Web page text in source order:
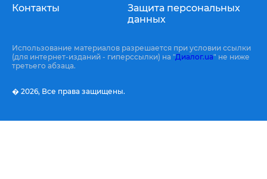
Контакты
Защита персональных
данных
Использование материалов разрешается при условии ссылки
(для интернет-изданий - гиперссылки) на "Диалог.ua" не ниже
третьего абзаца.
� 2026, Все права защищены.